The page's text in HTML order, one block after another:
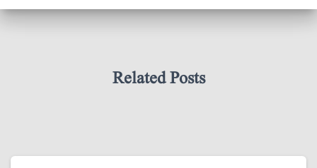
Related Posts